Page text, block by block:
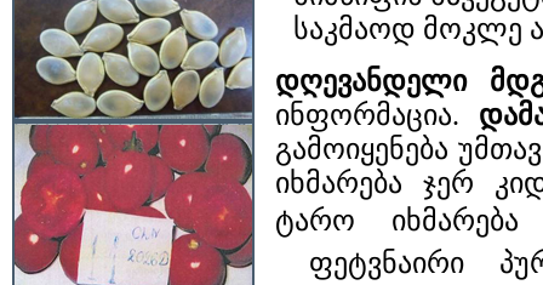
საკმაოდ მოკლე
დღევანდელი
ინფორმაცია.
გამოიყენება
იხმარება ჯერ
ტარო იხმარება
ფეტვნაირი